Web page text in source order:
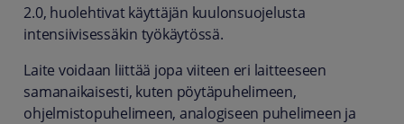
2.0, huolehtivat käyttäjän kuulonsuojelusta
intensiivisessäkin työkäytössä.
Laite voidaan liittää jopa viiteen eri laitteeseen
samanaikaisesti, kuten pöytäpuhelimeen,
ohjelmistopuhelimeen, analogiseen puhelimeen ja